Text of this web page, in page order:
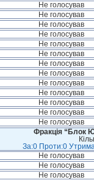
Не голосував
Не голосував
Не голосував
Не голосував
Не голосував
Не голосував
Не голосував
Не голосував
Не голосував
Не голосував
Не голосував
Не голосував
Не голосував
Фракція “Блок
За:0 Проти:0
Не голосував
Не голосував
Не голосував